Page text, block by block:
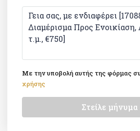
Με την υποβολή αυτής της φόρμας
χρήσης
Στείλε μήνυμα